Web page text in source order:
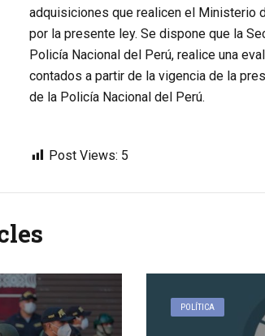
adquisiciones que realicen el Ministerio
por la presente ley. Se dispone que la
Policía Nacional del Perú, realice una
contados a partir de la vigencia de la
de la Policía Nacional del Perú.
Post Views: 5
POLÍTICA